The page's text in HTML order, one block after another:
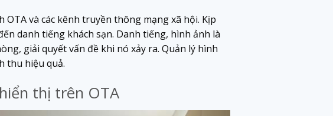
OTA và các kênh truyền thông mạng xã hội. Kịp
danh tiếng khách sạn. Danh tiếng, hình ảnh là
giải quyết vấn đề khi nó xảy ra. Quản lý hình
thu hiệu quả.
thị trên OTA